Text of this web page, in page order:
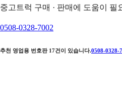
중고트럭 구매 · 판매에 도움이 필
0508-0328-7002
추천 영업용 번호판 17건이 있습니다.0508-0328-